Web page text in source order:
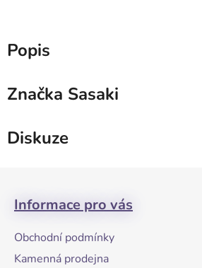
Popis
Značka Sasaki
Diskuze
Informace pro vás
Obchodní podmínky
Kamenná prodejna